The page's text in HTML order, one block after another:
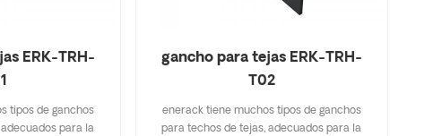
ERK-TRH-
tipos de ganchos
para la
gancho para tejas ERK-TRH-
T02
enerack tiene muchos tipos de ganchos
para techos de tejas, adecuados para la